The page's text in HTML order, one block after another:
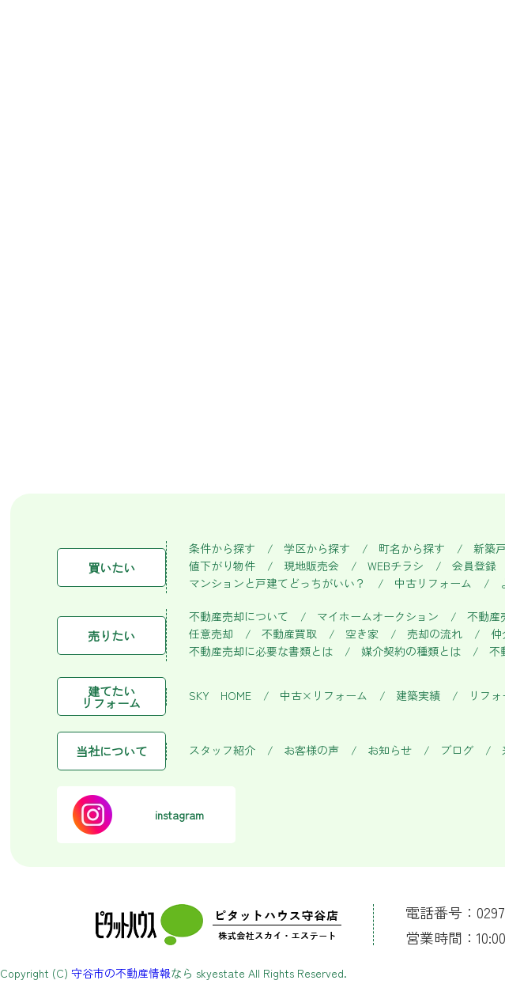
買いたい
条件から探す 学区から探す 町名から探す 新築
値下がり物件
現地販売会 WEBチラシ 会員登録
マンションと戸建てどっちがいい？
中古リフォーム
売りたい
不動産売却について マイホームオークション 不動産
任意売却
不動産買取 空き家 売却の流れ 仲
不動産売却に必要な書類とは
媒介契約の種類とは 不
建てたい
リフォーム SKY HOME 中古×リフォーム 建築実績 リフ
当社について スタッフ紹介 お客様の声 お知らせ ブログ
instagram
電話番号：
営業時間：
Copyright (C) 守谷市の不動産情報なら skyestate All Rights Reserved.